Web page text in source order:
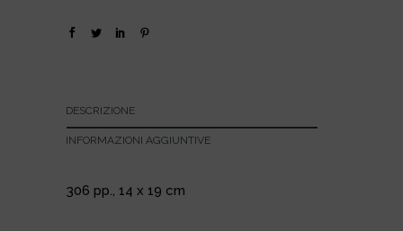
DESCRIZIONE
INFORMAZIONI AGGIUNTIVE
306 pp., 14 x 19 cm